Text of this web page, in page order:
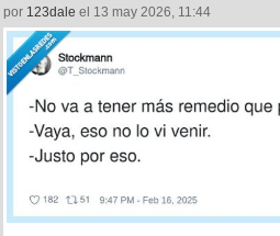
por 123dale el 13 may 2026, 11:44